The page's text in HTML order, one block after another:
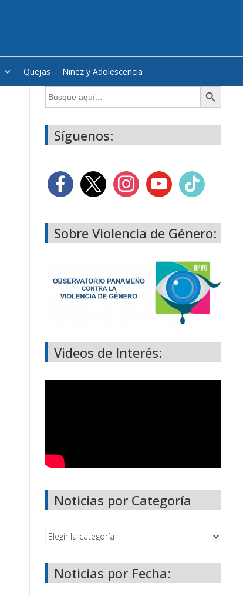
Quejas Niñez y Adolescencia
Buscar: Botón de búsqueda
Síguenos:
Sobre Violencia de Género:
Videos de Interés:
Noticias por Categoría
Noticias por Fecha: